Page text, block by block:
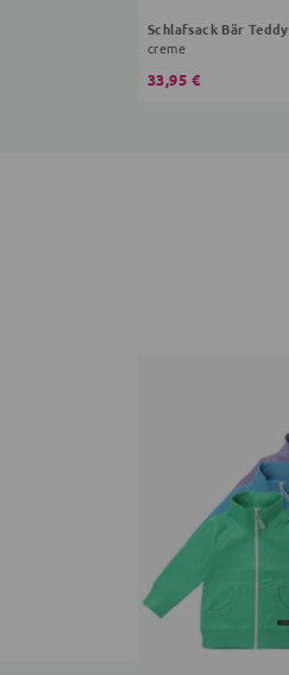
Schlafsack Bär Teddy
creme
33,95 €